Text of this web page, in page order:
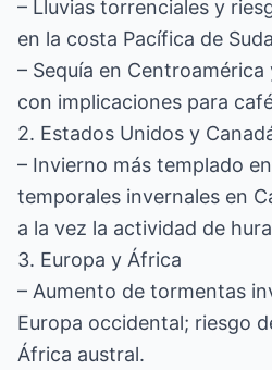
– Lluvias torrenciales y
en la costa Pacífica de
– Sequía en
con implicaciones para
2. Estados Unidos y
– Invierno más templado
temporales invernales en
a la vez la actividad de
3. Europa y África
– Aumento de tormentas
Europa occidental; riesgo
África austral.